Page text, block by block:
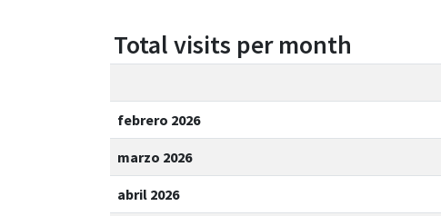
Total visits per month
febrero 2026
marzo 2026
abril 2026